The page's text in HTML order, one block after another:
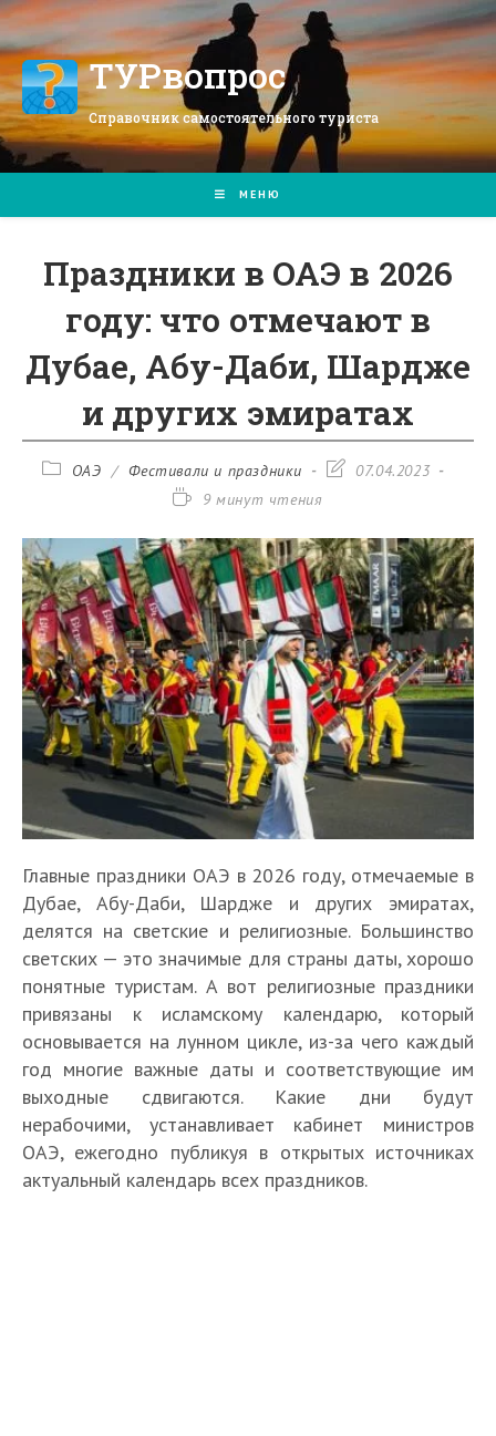
Перейти
к
содержимомуТУРвопрос
Справочник самостоятельного туриста
МЕНЮ
Праздники в ОАЭ в 2026
году: что отмечают в
Дубае, Абу-Даби, Шардже
и других эмиратах
Рубрика
ОАЭ / Фестивали и праздники
Запись07.04.2023
Время9 минут чтения
Главные праздники ОАЭ в 2026 году, отмечаемые в
Дубае, Абу-Даби, Шардже и других эмиратах,
делятся на светские и религиозные. Большинство
светских — это значимые для страны даты, хорошо
понятные туристам. А вот религиозные праздники
привязаны к исламскому календарю, который
основывается на лунном цикле, из-за чего каждый
год многие важные даты и соответствующие им
выходные сдвигаются. Какие дни будут
нерабочими, устанавливает кабинет министров
ОАЭ, ежегодно публикуя в открытых источниках
актуальный календарь всех праздников.